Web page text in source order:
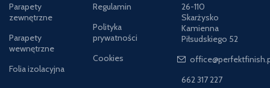
Parapety
zewnętrzne
Parapety
wewnętrzne
Folia izolacyjna
Regulamin
Polityka
prywatności
Cookies
26-110
Skarżysko
Kamienna
Piłsudskiego 52
662 317 227